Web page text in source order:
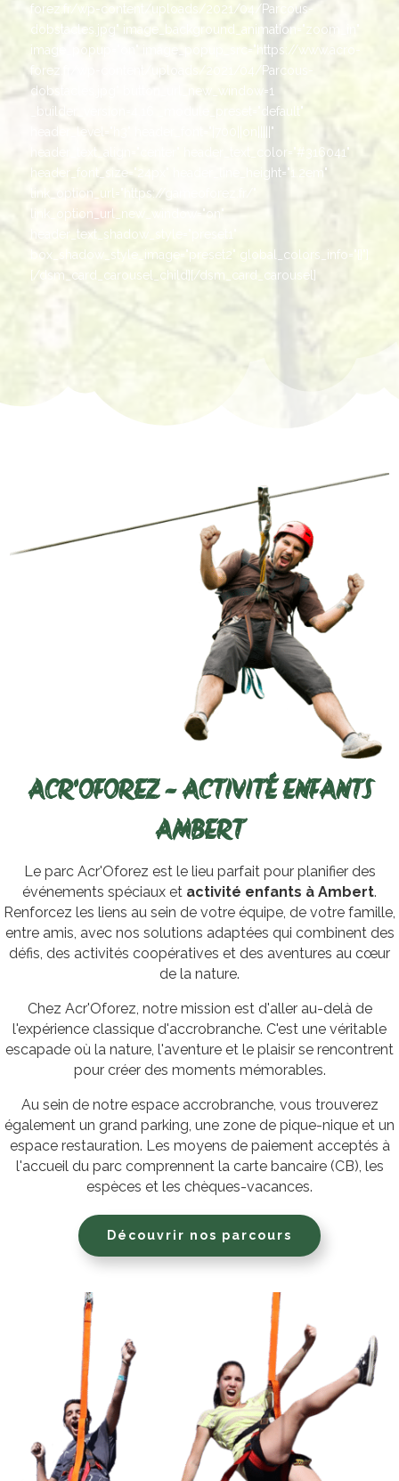
forez.fr/wp-content/uploads/2021/04/Parcous-
dobstacles.jpg" image_background_animation="zoom_in"
image_popup="on" image_popup_src="https://www.acro-
forez.fr/wp-content/uploads/2021/04/Parcous-
dobstacles.jpg" button_url_new_window=1
_builder_version=4.16 _module_preset="default"
header_level="h3" header_font="|700||on|||||"
header_text_align="center" header_text_color="#316041"
header_font_size="24px" header_line_height="1.2em"
link_option_url="https://gameoforez.fr/"
link_option_url_new_window="on"
header_text_shadow_style="preset1"
box_shadow_style_image="preset2" global_colors_info="{}"]
[/dsm_card_carousel_child][/dsm_card_carousel]
ACR'OFOREZ - ACTIVITÉ ENFANTS
AMBERT
Le parc Acr'Oforez est le lieu parfait pour planifier des
événements spéciaux et activité enfants à Ambert.
Renforcez les liens au sein de votre équipe, de votre famille,
entre amis, avec nos solutions adaptées qui combinent des
défis, des activités coopératives et des aventures au cœur
de la nature.
Chez Acr'Oforez, notre mission est d'aller au-delà de
l'expérience classique d'accrobranche. C'est une véritable
escapade où la nature, l'aventure et le plaisir se rencontrent
pour créer des moments mémorables.
Au sein de notre espace accrobranche, vous trouverez
également un grand parking, une zone de pique-nique et un
espace restauration. Les moyens de paiement acceptés à
l'accueil du parc comprennent la carte bancaire (CB), les
espèces et les chèques-vacances.
Découvrir nos parcours